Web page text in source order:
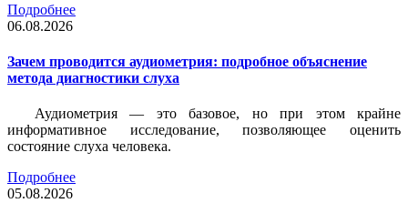
Подробнее
06.08.2026
Зачем проводится аудиометрия: подробное объяснение
метода диагностики слуха
Аудиометрия — это базовое, но при этом крайне
информативное исследование, позволяющее оценить
состояние слуха человека.
Подробнее
05.08.2026